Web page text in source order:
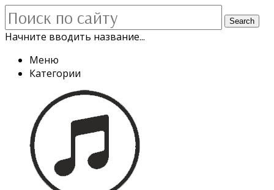
Search
Начните вводить название...
Меню
Категории